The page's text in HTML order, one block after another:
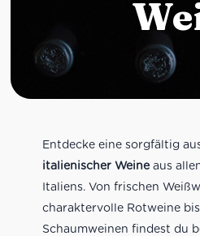
Entdecke eine sorgfältig
italienischer Weineaus
Italiens. Von frischen
charaktervolle Rotweine
Schaumweinen findest du